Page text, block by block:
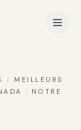
/
MEILLEURS
: NOTRE